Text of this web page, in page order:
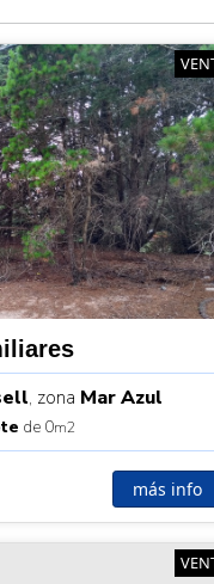
, zona Mar Azul
de 0m2
más info